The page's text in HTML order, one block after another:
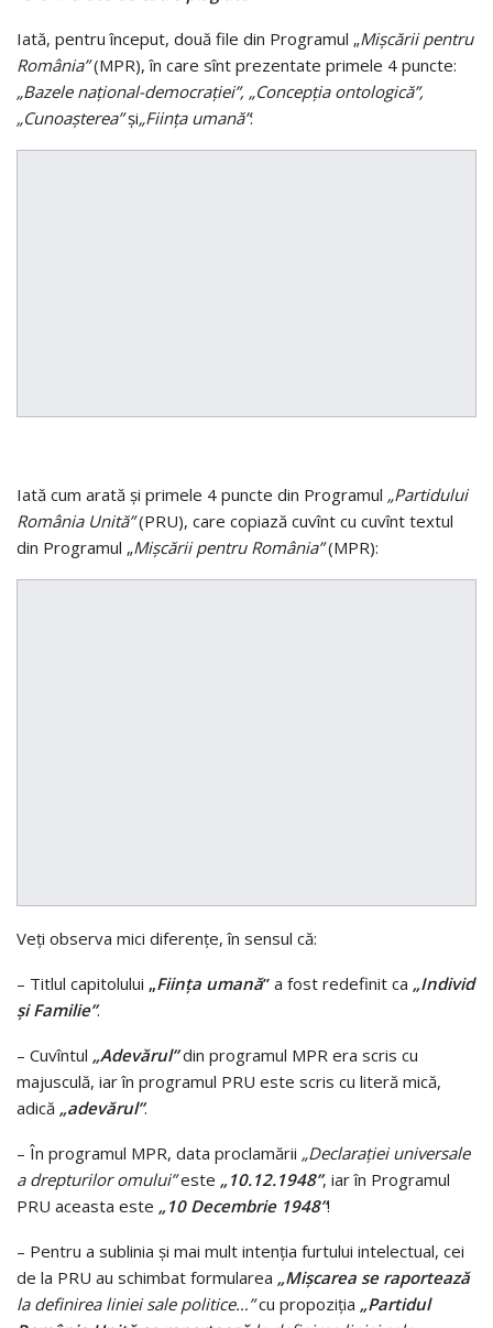
Iată, pentru început, două file din Programul „Mişcării pentru
România”(MPR), în care sînt prezentate primele 4 puncte:
„Bazele naţional-democraţiei”, „Concepţia ontologică”,
„Cunoaşterea”şi„Fiinţa umană”:
Iată cum arată şi primele 4 puncte din Programul „Partidului
România Unită”(PRU), care copiază cuvînt cu cuvînt textul
din Programul „Mişcării pentru România”(MPR):
Veţi observa mici diferenţe, în sensul că:
– Titlul capitolului „Fiinţa umană” a fost redefinit ca „Individ
şi Familie”.
– Cuvîntul „Adevărul”din programul MPR era scris cu
majusculă, iar în programul PRU este scris cu literă mică,
adică „adevărul”.
– În programul MPR, data proclamării „Declaraţiei universale
a drepturilor omului”este „10.12.1948”, iar în Programul
PRU aceasta este „10 Decembrie 1948”!
– Pentru a sublinia şi mai mult intenţia furtului intelectual, cei
de la PRU au schimbat formularea „Mişcarea se raportează
la definirea liniei sale politice…”cu propoziţia „Partidul